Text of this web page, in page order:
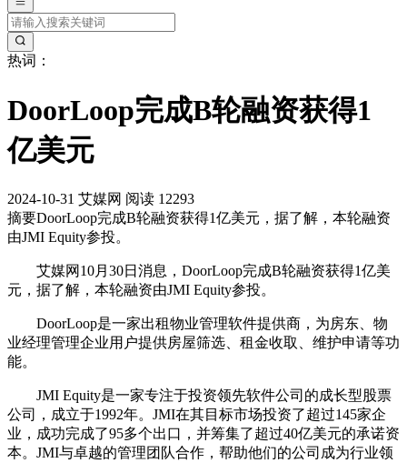
热词：
DoorLoop完成B轮融资获得1
亿美元
2024-10-31 艾媒网 阅读 12293
摘要DoorLoop完成B轮融资获得1亿美元，据了解，本轮融资
由JMI Equity参投。
艾媒网10月30日消息，DoorLoop完成B轮融资获得1亿美
元，据了解，本轮融资由JMI Equity参投。
DoorLoop是一家出租物业管理软件提供商，为房东、物
业经理管理企业用户提供房屋筛选、租金收取、维护申请等功
能。
‌JMI Equity‌是一家专注于投资领先软件公司的成长型股票
公司，成立于1992年。JMI在其目标市场投资了超过145家企
业，成功完成了95多个出口，并筹集了超过40亿美元的承诺资
本。JMI与卓越的管理团队合作，帮助他们的公司成为行业领